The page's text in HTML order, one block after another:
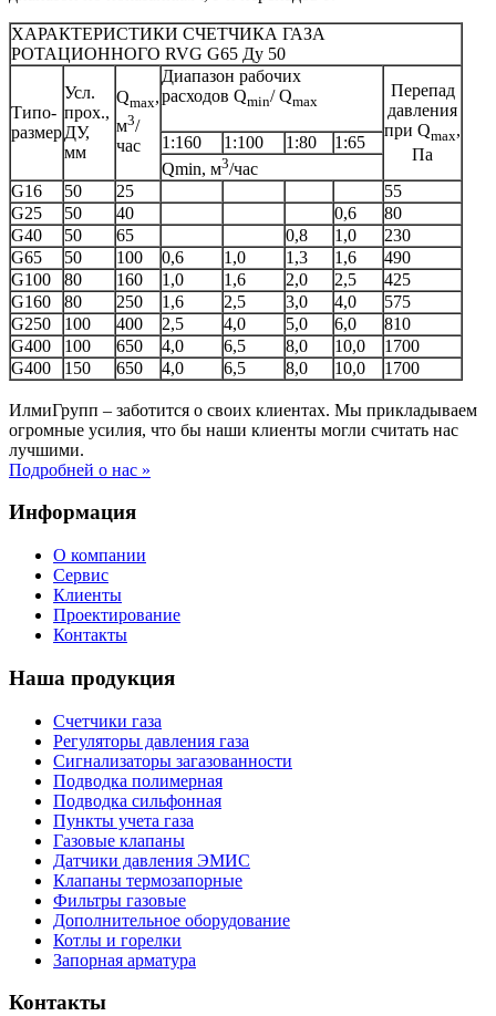
ХАРАКТЕРИСТИКИ СЧЕТЧИКА ГАЗА
РОТАЦИОННОГО RVG G65 Ду 50
Типо-
размер
Усл.
прох.,
ДУ,
мм
Qmax,
м3/
час
Диапазон рабочих
расходов Qmin/ Qmax
Перепад
давления
при Qmax,
Па
1:160 1:100 1:80
1:65
Qmin, м3/час
G16
50 25
55
G25
50 40 0,6
80
G40
50 65 0,8 1,0
230
G65
50 100 0,6 1,0 1,3 1,6
490
G100
80 160 1,0 1,6 2,0 2,5
425
G160
80 250 1,6 2,5 3,0 4,0
575
G250
100 400 2,5 4,0 5,0 6,0
810
G400
100 650 4,0 6,5 8,0 10,0
1700
G400
150 650 4,0 6,5 8,0 10,0 1700
ИлмиГрупп – заботится о своих клиентах. Мы прикладываем
огромные усилия, что бы наши клиенты могли считать нас
лучшими.
Подробней о нас »
Информация
О компании
Сервис
Клиенты
Проектирование
Контакты
Наша продукция
Счетчики газа
Регуляторы давления газа
Сигнализаторы загазованности
Подводка полимерная
Подводка сильфонная
Пункты учета газа
Газовые клапаны
Датчики давления ЭМИС
Клапаны термозапорные
Фильтры газовые
Дополнительное оборудование
Котлы и горелки
Запорная арматура
Контакты